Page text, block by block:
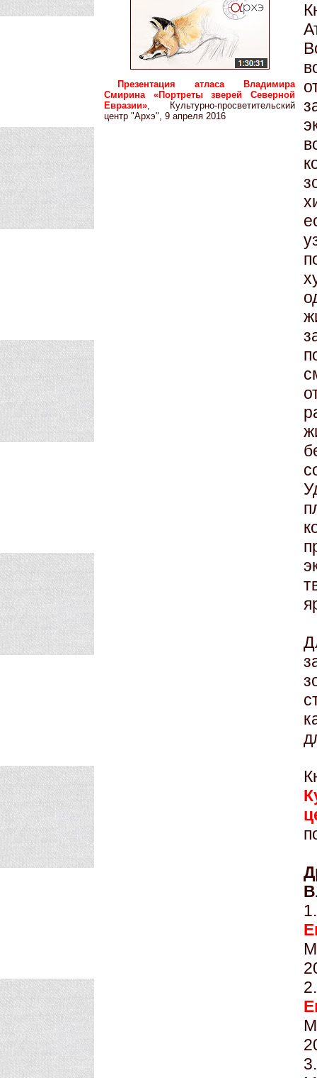
Презентация атласа Владимира
Смирина «Портреты зверей Северной
Евразии» , Культурно-просветительский
центр "Архэ", 9 апреля 2016